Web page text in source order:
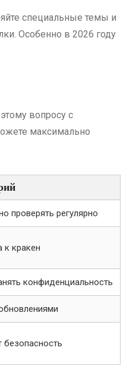
специальные темы и
Особенно в 2026 году
вопросу с
максимально
проверять регулярно
к кракен
конфиденциальность
безопасность